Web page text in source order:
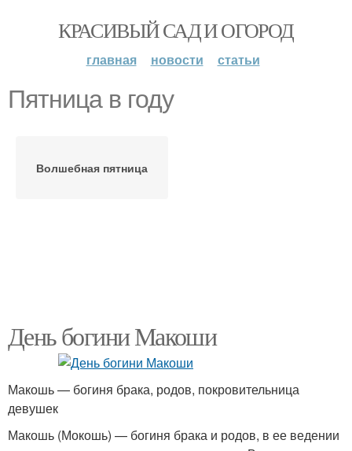
КРАСИВЫЙ САД И ОГОРОД
главная новости статьи
Пятница в году
Волшебная пятница
День богини Макоши
Макошь — богиня брака, родов, покровительница
девушек
Макошь (Мокошь) — богиня брака и родов, в ее ведении